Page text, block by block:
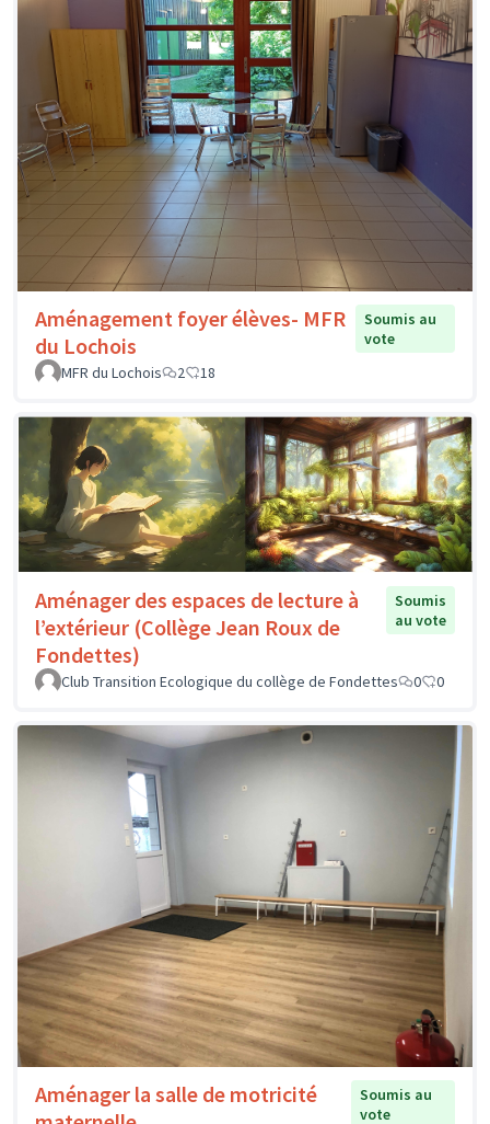
Aménagement foyer élèves- MFR
du Lochois
Soumis au
vote
MFR du Lochois
2 18
Aménager des espaces de lecture à
l’extérieur (Collège Jean Roux de
Fondettes)
Soumis
au vote
Club Transition Ecologique du collège de Fondettes 0 0
Aménager la salle de motricité
Soumis au
vote